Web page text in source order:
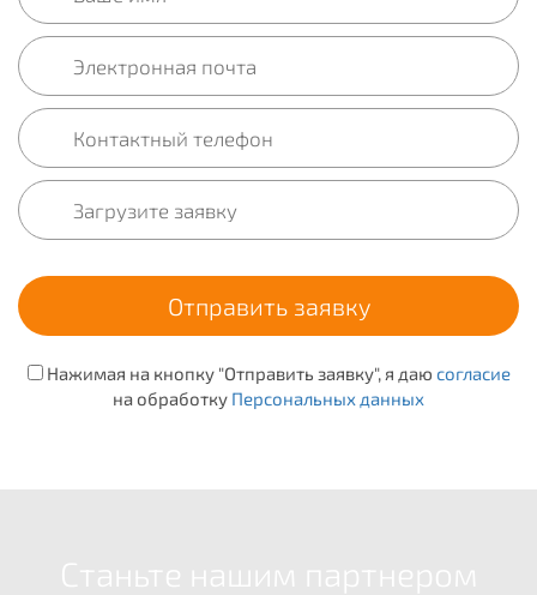
Нажимая на кнопку "Отправить заявку", я даю согласие
на обработку Персональных данных